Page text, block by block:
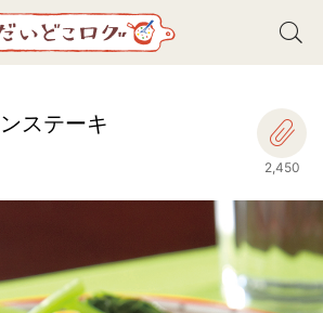
ステーキ
2,450